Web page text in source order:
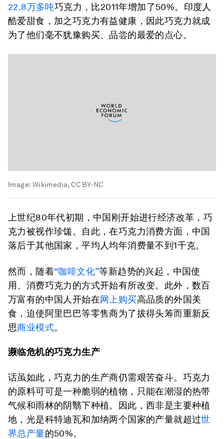
22.8万多吨巧克力，比2011年增加了50%。印度人
酷爱甜食，加之巧克力有益健康，因此巧克力就成
为了他们毫不犹豫购买、品尝的最爱的点心。
Image: Wikimedia, CC BY-NC
上世纪80年代初期，中国刚开始进行经济改革，巧
克力被视作珍馐。自此，在巧克力消费方面，中国
落后于其他国家，平均人均年消费量不到1千克。
然而，随着“咖啡文化”等新趋势的兴起，中国使
用、消费巧克力的方式开始有所改变。此外，数百
万富有的中国人开始在网上购买高品质的外国美
食，迫使阿里巴巴等零售商为了拔得头筹而重新反
思商业模式。
濒临危机的巧克力生产
话虽如此，巧克力的生产商仍需艰苦奋斗。巧克力
的原料可可是一种脆弱的植物，只能在潮湿的热带
气候和雨林的阴翳下种植。因此，西非是主要种植
地，光是科特迪瓦和加纳两个国家的产量就超过世
界总产量的50%。